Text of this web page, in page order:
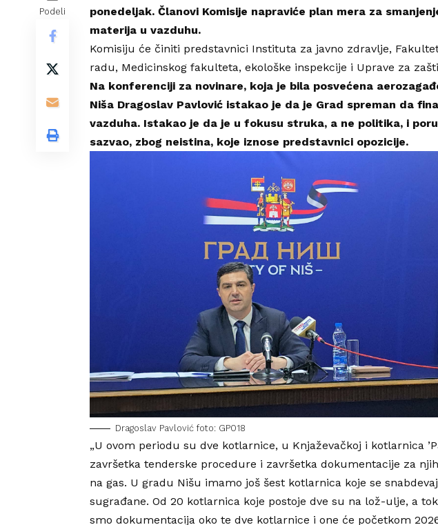
Podeli
ponedeljak. Članovi Komisije napraviće plan mera za
materija u vazduhu.
Komisiju će činiti predstavnici Instituta za javno zdravlje,
radu, Medicinskog fakulteta, ekološke inspekcije i Uprave za
Na konferenciji za novinare, koja je bila posvećena
Niša Dragoslav Pavlović istakao je da je Grad spreman da
vazduha. Istakao je da je u fokusu struka, a ne politika, i
sazvao, zbog neistina, koje iznose predstavnici opozicije.
Dragoslav Pavlović foto: GP018
„U ovom periodu su dve kotlarnice, u Knjaževačkoj i kotlarnica
završetka tenderske procedure i završetka dokumentacije za
na gas. U gradu Nišu imamo još šest kotlarnica koje se
sugrađane. Od 20 kotlarnica koje postoje dve su na lož-ulje, a
smo dokumentacija oko te dve kotlarnice i one će početkom